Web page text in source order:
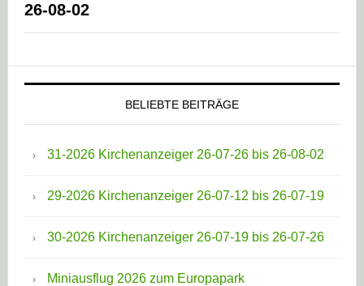
26-08-02
BELIEBTE BEITRÄGE
31-2026 Kirchenanzeiger 26-07-26 bis 26-08-02
29-2026 Kirchenanzeiger 26-07-12 bis 26-07-19
30-2026 Kirchenanzeiger 26-07-19 bis 26-07-26
Miniausflug 2026 zum Europapark